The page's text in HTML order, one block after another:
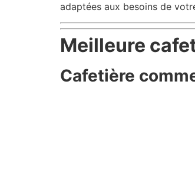
adaptées aux besoins de
Meilleure
Cafetière